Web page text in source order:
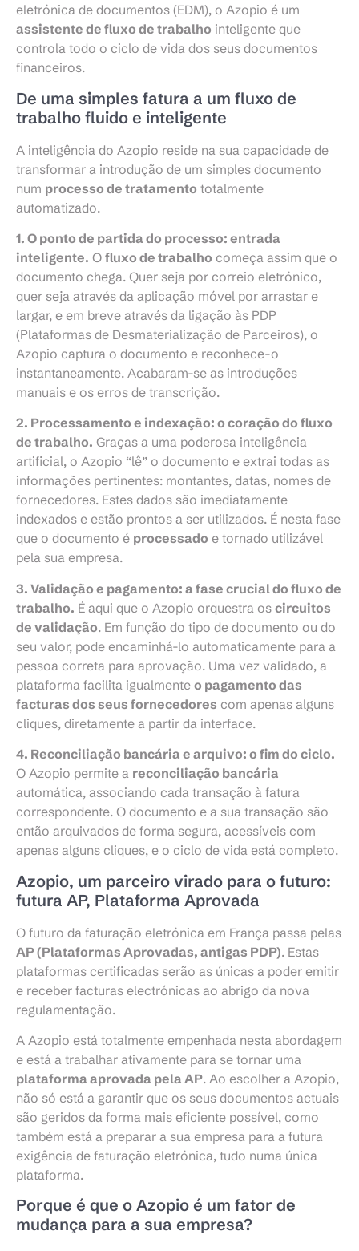
eletrónica de documentos (EDM), o Azopio é um
assistente de fluxo de trabalho inteligente que
controla todo o ciclo de vida dos seus documentos
financeiros.
De uma simples fatura a um fluxo de
trabalho fluido e inteligente
A inteligência do Azopio reside na sua capacidade de
transformar a introdução de um simples documento
num processo de tratamento totalmente
automatizado.
1. O ponto de partida do processo: entrada
inteligente. O fluxo de trabalho começa assim que o
documento chega. Quer seja por correio eletrónico,
quer seja através da aplicação móvel por arrastar e
largar, e em breve através da ligação às PDP
(Plataformas de Desmaterialização de Parceiros), o
Azopio captura o documento e reconhece-o
instantaneamente. Acabaram-se as introduções
manuais e os erros de transcrição.
2. Processamento e indexação: o coração do fluxo
de trabalho. Graças a uma poderosa inteligência
artificial, o Azopio “lê” o documento e extrai todas as
informações pertinentes: montantes, datas, nomes de
fornecedores. Estes dados são imediatamente
indexados e estão prontos a ser utilizados. É nesta fase
que o documento é processado e tornado utilizável
pela sua empresa.
3. Validação e pagamento: a fase crucial do fluxo de
trabalho. É aqui que o Azopio orquestra os circuitos
de validação. Em função do tipo de documento ou do
seu valor, pode encaminhá-lo automaticamente para a
pessoa correta para aprovação. Uma vez validado, a
plataforma facilita igualmente o pagamento das
facturas dos seus fornecedores com apenas alguns
cliques, diretamente a partir da interface.
4. Reconciliação bancária e arquivo: o fim do ciclo.
O Azopio permite a reconciliação bancária
automática, associando cada transação à fatura
correspondente. O documento e a sua transação são
então arquivados de forma segura, acessíveis com
apenas alguns cliques, e o ciclo de vida está completo.
Azopio, um parceiro virado para o futuro:
futura AP, Plataforma Aprovada
O futuro da faturação eletrónica em França passa pelas
AP (Plataformas Aprovadas, antigas PDP). Estas
plataformas certificadas serão as únicas a poder emitir
e receber facturas electrónicas ao abrigo da nova
regulamentação.
A Azopio está totalmente empenhada nesta abordagem
e está a trabalhar ativamente para se tornar uma
plataforma aprovada pela AP. Ao escolher a Azopio,
não só está a garantir que os seus documentos actuais
são geridos da forma mais eficiente possível, como
também está a preparar a sua empresa para a futura
exigência de faturação eletrónica, tudo numa única
plataforma.
Porque é que o Azopio é um fator de
mudança para a sua empresa?